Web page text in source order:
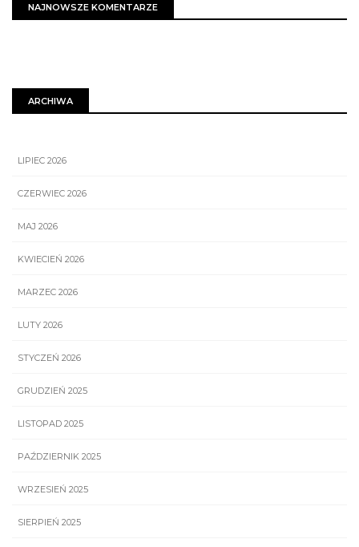
NAJNOWSZE KOMENTARZE
ARCHIWA
LIPIEC 2026
CZERWIEC 2026
MAJ 2026
KWIECIEŃ 2026
MARZEC 2026
LUTY 2026
STYCZEŃ 2026
GRUDZIEŃ 2025
LISTOPAD 2025
PAŹDZIERNIK 2025
WRZESIEŃ 2025
SIERPIEŃ 2025